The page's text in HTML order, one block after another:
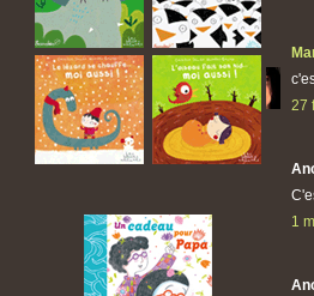
27
1